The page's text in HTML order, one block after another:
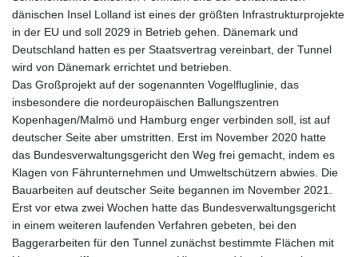
LSL 18.831591
LTL 3.402675
LVL 0.697063
LYD 7.359771
MAD 10.772009
MDL 20.088564
MGA 4963.869122
MKD 61.548176
MMK 2419.480296
MNT 4144.000792
MOP 9.328972
MRU 46.285429
MUR 54.242586
MVR 17.815708
dänischen Insel Lolland ist eines der größten Infrastrukturprojekte
in der EU und soll 2029 in Betrieb gehen. Dänemark und
Deutschland hatten es per Staatsvertrag vereinbart, der Tunnel
wird von Dänemark errichtet und betrieben.
Das Großprojekt auf der sogenannten Vogelfluglinie, das
insbesondere die nordeuropäischen Ballungszentren
Kopenhagen/Malmö und Hamburg enger verbinden soll, ist auf
deutscher Seite aber umstritten. Erst im November 2020 hatte
das Bundesverwaltungsgericht den Weg frei gemacht, indem es
Klagen von Fährunternehmen und Umweltschützern abwies. Die
Bauarbeiten auf deutscher Seite begannen im November 2021.
Erst vor etwa zwei Wochen hatte das Bundesverwaltungsgericht
in einem weiteren laufenden Verfahren gebeten, bei den
Baggerarbeiten für den Tunnel zunächst bestimmte Flächen mit